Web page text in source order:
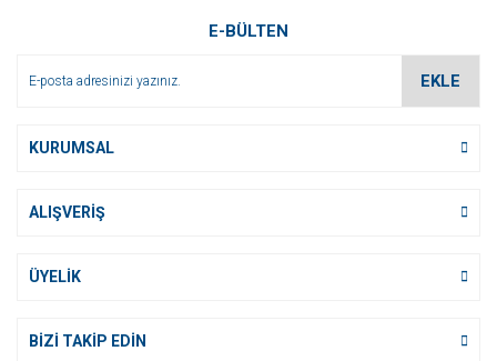
E-BÜLTEN
EKLE
KURUMSAL
ALIŞVERİŞ
ÜYELİK
BİZİ TAKİP EDİN